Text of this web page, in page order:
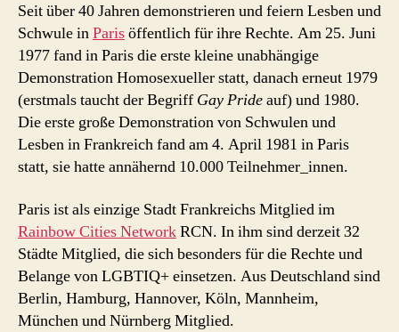
Seit über 40 Jahren demonstrieren und feiern Lesben und
Schwule inParisöffentlich für ihre Rechte. Am 25. Juni
1977 fand in Paris die erste kleine unabhängige
Demonstration Homosexueller statt, danach erneut 1979
(erstmals taucht der Begriff Gay Prideauf) und 1980.
Die erste große Demonstration von Schwulen und
Lesben in Frankreich fand am 4. April 1981 in Paris
statt, sie hatte annähernd 10.000 Teilnehmer_innen.
Paris ist als einzige Stadt Frankreichs Mitglied im
Rainbow Cities NetworkRCN. In ihm sind derzeit 32
Städte Mitglied, die sich besonders für die Rechte und
Belange von LGBTIQ+ einsetzen. Aus Deutschland sind
Berlin, Hamburg, Hannover, Köln, Mannheim,
München und Nürnberg Mitglied.